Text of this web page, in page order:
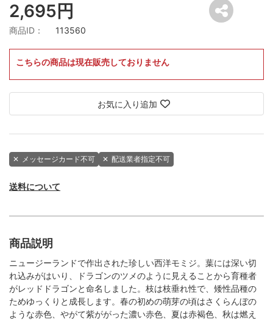
2,695円
商品ID： 113560
こちらの商品は現在販売しておりません
お気に入り追加
✕ メッセージカード不可 ✕ 配送業者指定不可
送料について
商品説明
ニュージーランドで作出された珍しい西洋モミジ。葉には深い切
れ込みがはいり、ドラゴンのツメのように見えることから育種者
がレッドドラゴンと命名しました。枝は枝垂れ性で、矮性品種の
ためゆっくりと成長します。春の初めの萌芽の頃はさくらんぼの
ような赤色、やがて紫ががった濃い赤色、夏は赤褐色、秋は燃え